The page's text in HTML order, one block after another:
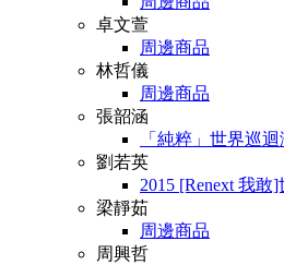
卓文萱
周邊商品
林哲儀
周邊商品
張韶涵
「純粹」世界巡
劉若英
2015 [Renext 我敢
梁靜茹
周邊商品
周興哲